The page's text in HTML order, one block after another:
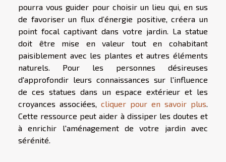
pourra vous guider pour choisir un lieu qui, en sus
de favoriser un flux d’énergie positive, créera un
point focal captivant dans votre jardin. La statue
doit être mise en valeur tout en cohabitant
paisiblement avec les plantes et autres éléments
naturels. Pour les personnes désireuses
d'approfondir leurs connaissances sur l'influence
de ces statues dans un espace extérieur et les
croyances associées, cliquer pour en savoir plus.
Cette ressource peut aider à dissiper les doutes et
à enrichir l'aménagement de votre jardin avec
sérénité.